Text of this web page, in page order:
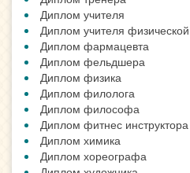
Диплом учителя
Диплом учителя физической
Диплом фармацевта
Диплом фельдшера
Диплом физика
Диплом филолога
Диплом философа
Диплом фитнес инструктора
Диплом химика
Диплом хореографа